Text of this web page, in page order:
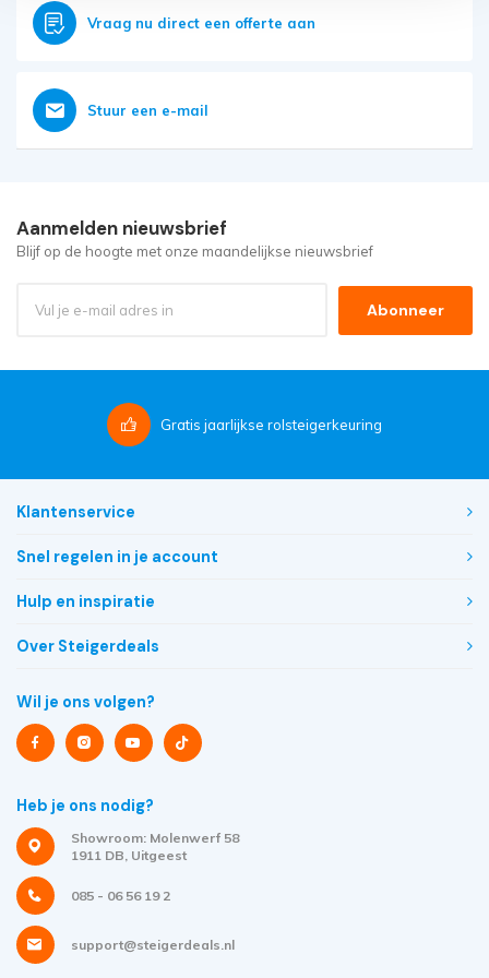
Vraag nu direct een offerte aan
Stuur een e-mail
Aanmelden nieuwsbrief
Blijf op de hoogte met onze maandelijkse nieuwsbrief
Abonneer
Gratis jaarlijkse rolsteigerkeuring
Klantenservice
Snel regelen in je account
Hulp en inspiratie
Over Steigerdeals
Wil je ons volgen?
Heb je ons nodig?
Showroom: Molenwerf 58
1911 DB, Uitgeest
085 - 06 56 19 2
support@steigerdeals.nl